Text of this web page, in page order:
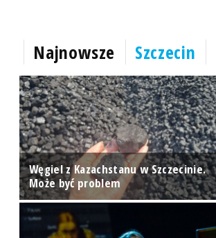
Najnowsze Szczecin
Węgiel z Kazachstanu w Szczecinie.
Może być problem